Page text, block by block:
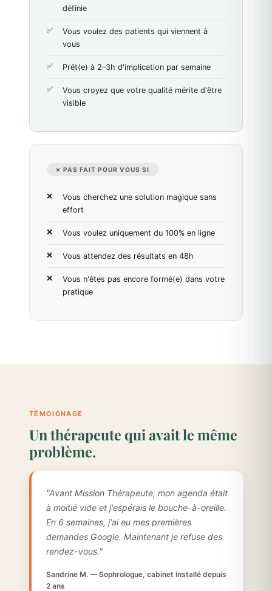
définie
Vous voulez des patients qui viennent à
vous
Prêt(e) à 2–3h d'implication par semaine
Vous croyez que votre qualité mérite d'être
visible
✗ PAS FAIT POUR VOUS SI
Vous cherchez une solution magique sans
effort
Vous voulez uniquement du 100% en ligne
Vous attendez des résultats en 48h
Vous n'êtes pas encore formé(e) dans votre
pratique
TÉMOIGNAGE
Un thérapeute qui avait le même
problème.
"Avant Mission Thérapeute, mon agenda était
à moitié vide et j'espérais le bouche-à-oreille.
En 6 semaines, j'ai eu mes premières
demandes Google. Maintenant je refuse des
rendez-vous."
Sandrine M. — Sophrologue, cabinet installé depuis
2 ans